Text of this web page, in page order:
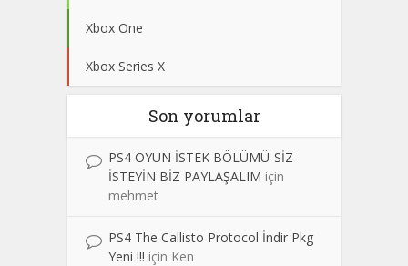
Xbox One
Xbox Series X
Son yorumlar
PS4 OYUN İSTEK BÖLÜMÜ-SİZ
İSTEYİN BİZ PAYLAŞALIM için
mehmet
PS4 The Callisto Protocol İndir Pkg
Yeni !!! için Ken